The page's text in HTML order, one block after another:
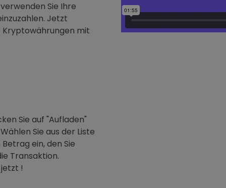
Sie Ihre
Jetzt
Kryptowährungen mit
Sie auf "Aufladen"
Sie aus der Liste
ein, den Sie
Transaktion.
!